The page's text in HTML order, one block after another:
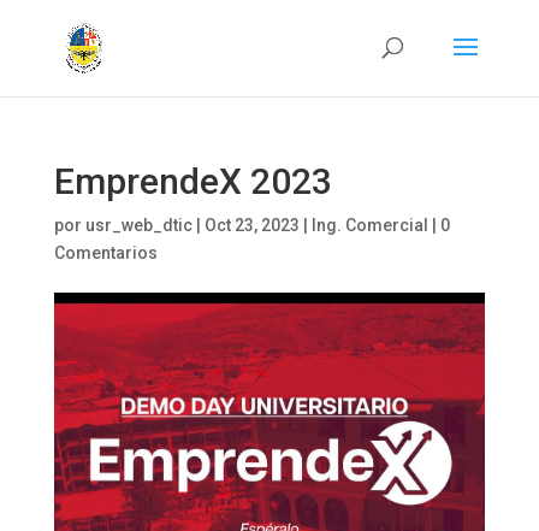
EmprendeX 2023
por usr_web_dtic| Oct 23, 2023 Ing. Comercial
0
Comentarios